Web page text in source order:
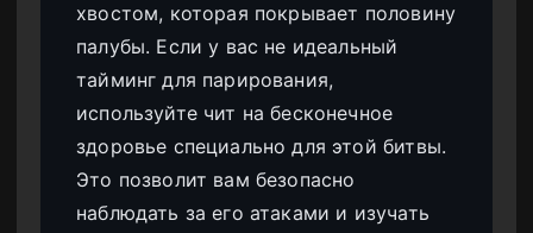
хвостом, которая покрывает половину
палубы. Если у вас не идеальный
тайминг для парирования,
используйте чит на бесконечное
здоровье специально для этой битвы.
Это позволит вам безопасно
наблюдать за его атаками и изучать